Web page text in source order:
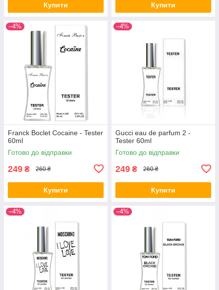
Купити Купити
–4%
Franck Boclet Cocaine - Tester
60ml
Готово до відправки
249 ₴ 260 ₴
Купити
–4%
Gucci eau de parfum 2 -
Tester 60ml
Готово до відправки
249 ₴ 260 ₴
Купити
–4% –4%